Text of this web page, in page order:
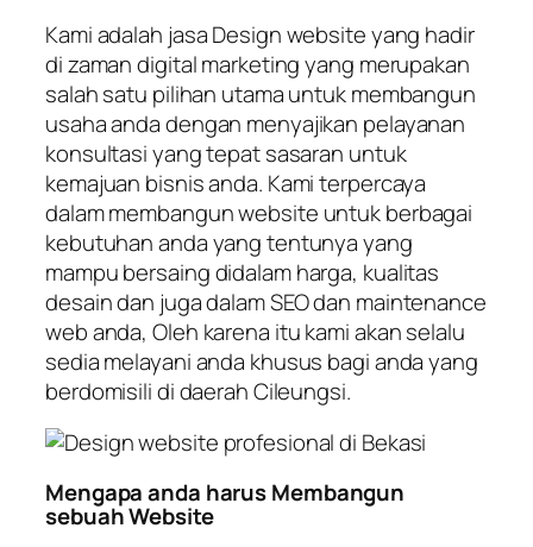
Kami adalah jasa Design website yang hadir
di zaman digital marketing yang merupakan
salah satu pilihan utama untuk membangun
usaha anda dengan menyajikan pelayanan
konsultasi yang tepat sasaran untuk
kemajuan bisnis anda. Kami terpercaya
dalam membangun website untuk berbagai
kebutuhan anda yang tentunya yang
mampu bersaing didalam harga, kualitas
desain dan juga dalam SEO dan maintenance
web anda, Oleh karena itu kami akan selalu
sedia melayani anda khusus bagi anda yang
berdomisili di daerah Cileungsi.
Mengapa anda harus Membangun
sebuah Website